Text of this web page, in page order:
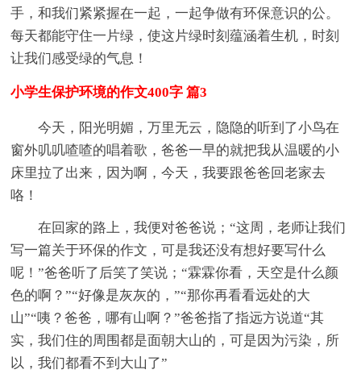
手，和我们紧紧握在一起，一起争做有环保意识的公。
每天都能守住一片绿，使这片绿时刻蕴涵着生机，时刻
让我们感受绿的气息！
小学生保护环境的作文400字 篇3
今天，阳光明媚，万里无云，隐隐的听到了小鸟在
窗外叽叽喳喳的唱着歌，爸爸一早的就把我从温暖的小
床里拉了出来，因为啊，今天，我要跟爸爸回老家去
咯！
在回家的路上，我便对爸爸说；“这周，老师让我们
写一篇关于环保的作文，可是我还没有想好要写什么
呢！”爸爸听了后笑了笑说；“霖霖你看，天空是什么颜
色的啊？”“好像是灰灰的，”“那你再看看远处的大
山”“咦？爸爸，哪有山啊？”爸爸指了指远方说道“其
实，我们住的周围都是面朝大山的，可是因为污染，所
以，我们都看不到大山了”